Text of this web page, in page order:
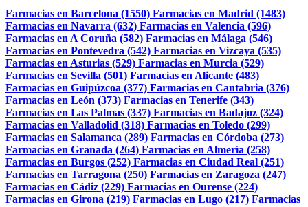
Farmacias en Barcelona (1550) Farmacias en Madrid (1483)
Farmacias en Navarra (632) Farmacias en Valencia (596)
Farmacias en A Coruña (582) Farmacias en Málaga (546)
Farmacias en Pontevedra (542) Farmacias en Vizcaya (535)
Farmacias en Asturias (529) Farmacias en Murcia (529)
Farmacias en Sevilla (501) Farmacias en Alicante (483)
Farmacias en Guipúzcoa (377) Farmacias en Cantabria (376)
Farmacias en León (373) Farmacias en Tenerife (343)
Farmacias en Las Palmas (337) Farmacias en Badajoz (324)
Farmacias en Valladolid (318) Farmacias en Toledo (299)
Farmacias en Salamanca (289) Farmacias en Córdoba (273)
Farmacias en Granada (264) Farmacias en Almería (258)
Farmacias en Burgos (252) Farmacias en Ciudad Real (251)
Farmacias en Tarragona (250) Farmacias en Zaragoza (247)
Farmacias en Cádiz (229) Farmacias en Ourense (224)
Farmacias en Girona (219) Farmacias en Lugo (217) Farmacias